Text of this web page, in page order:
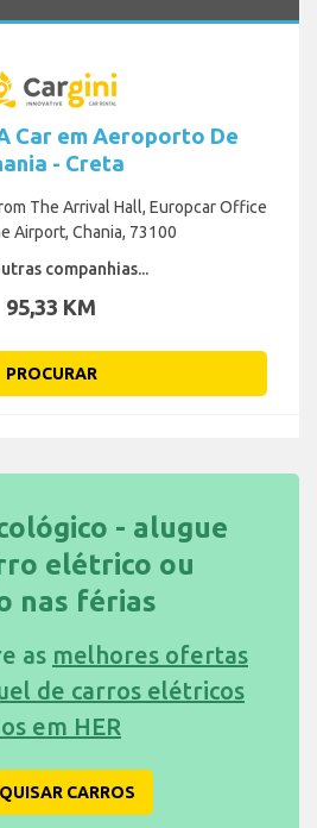
Car em Aeroporto De
- Creta
The Arrival Hall, Europcar Office
Airport, Chania, 73100
companhias...
95,33 KM
PROCURAR
- alugue
elétrico ou
nas férias
as melhores ofertas
de carros elétricos
em HER
CARROS